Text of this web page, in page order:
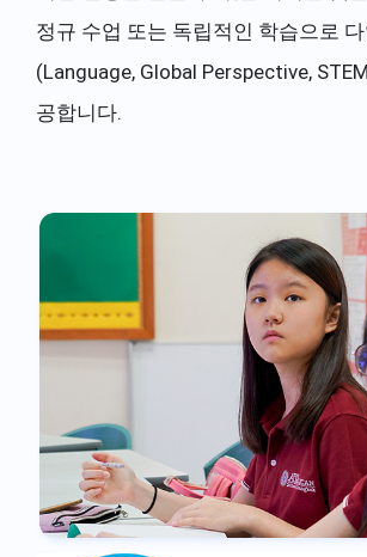
정규 수업 또는 독립적인 학습으로
(Language, Global Perspective,
공합니다.